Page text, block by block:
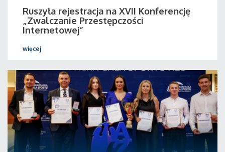
Ruszyła rejestracja na XVII Konferencję
„Zwalczanie Przestępczości
Internetowej”
więcej